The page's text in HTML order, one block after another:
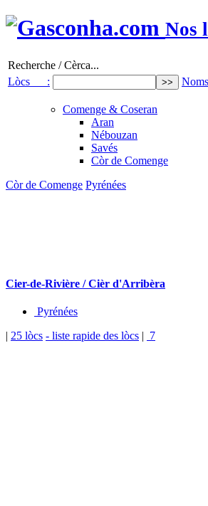
Nos
Recherche / Cèrca...
Lòcs :
Comenge & Coseran
Aran
Nébouzan
Savés
Còr de Comenge
Còr de Comenge Pyrénées
Cier-de-Rivière / Cièr d'Arribèra
Pyrénées
| 25 lòcs - liste rapide des lòcs | 7